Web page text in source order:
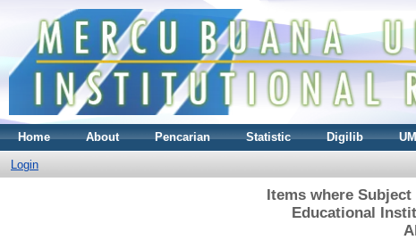
Home About Pencarian Statistic Digilib
Login
Items where
Educational